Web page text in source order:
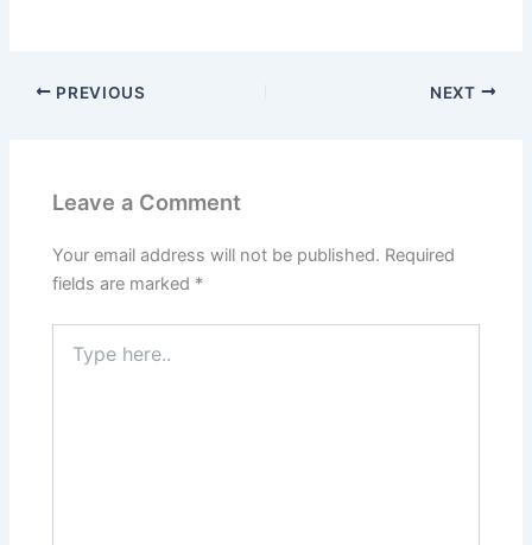
PREVIOUS NEXT
Leave a Comment
Your email address will not be published. Required
fields are marked *
here..